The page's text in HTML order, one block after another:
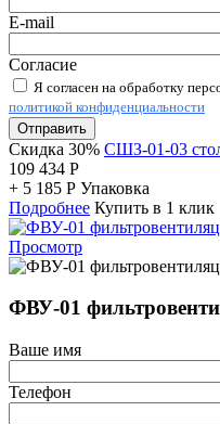
E-mail
Согласие
Я согласен на обработку
политикой конфиденциальности
Отправить
Скидка 30% СШЗ-01-03
109 434 Р
+ 5 185 Р Упаковка
Подробнее Купить в 1 клик
Просмотр
ФВУ-01
Ваше имя
Телефон